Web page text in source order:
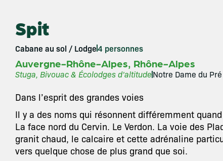
Spit
Cabane au sol / Lodge4 personnes
Auvergne-Rhône-Alpes, Rhône-Alpes
Stuga, Bivouac & Écolodges d’altitudeNotre Dame du Pré
Dans l’esprit des grandes voies
Il y a des noms qui résonnent différemment
La face nord du Cervin. Le Verdon. La voie des
granit chaud, le calcaire et cette adrénaline
vers quelque chose de plus grand que soi.